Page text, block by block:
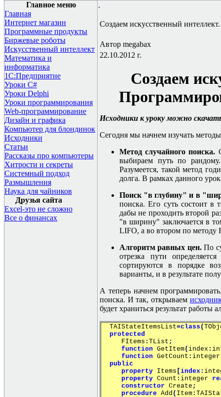
Главное меню
Главная
Интернет магазин
Программные продукты
Биржевые роботы
Искусственный интеллект
Математика и
информатика
1С:Предприятие
Уроки C#
Уроки Delphi
Уроки программирования
Web-программирование
Дизайн и графика
Компьютер для блондинок
Исходники
Статьи
Рассказы про компьютеры
Хитрости и секреты
Системный подход
Размышления
Наука для чайников
Друзья сайта
Excel-это не сложно
Все о финансах
.
Создаем искусственный
Автор megabax
22.10.2012 г.
Создаем
Исходники к уроку можно
Сегодня мы начнем изучать
Метод случайного поиска.
выбираем путь по
Разумеется, такой метод
долга. В рамках данного
Поиск "в глубину" и в
поиска. Его суть состоит в
дабы не проходить второй
"в ширину" заключается в
LIFO, а во втором по методу
Алгоритм равных цен.По
отрезка пути
сортируются в порядке
варианты, и в результате
А теперь начнем
поиска. И так, открываем
будет храниться результат работы
TAIStateItemsList=class (
protected
FItems : TList ;
function GetItem( index :
function GetCount : integer
public
property Items [index :
property Count : integer
constructor Create ;
procedure Add ( Item :